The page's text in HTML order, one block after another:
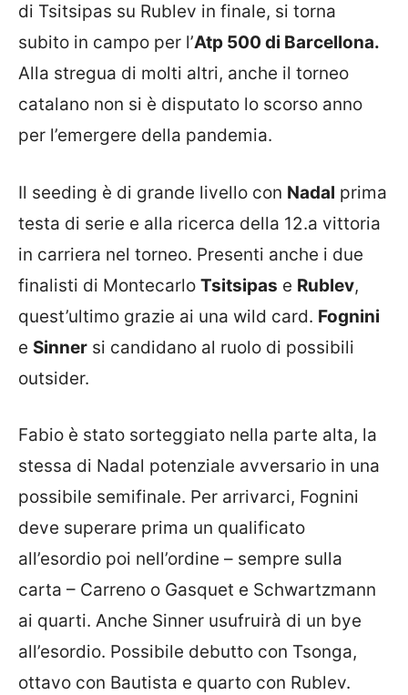
di Tsitsipas su Rublev in finale, si torna
subito in campo per l’Atp 500 di Barcellona.
Alla stregua di molti altri, anche il torneo
catalano non si è disputato lo scorso anno
per l’emergere della pandemia.
Il seeding è di grande livello con Nadal prima
testa di serie e alla ricerca della 12.a vittoria
in carriera nel torneo. Presenti anche i due
finalisti di Montecarlo Tsitsipas e Rublev,
quest’ultimo grazie ai una wild card. Fognini
e Sinner si candidano al ruolo di possibili
outsider.
Fabio è stato sorteggiato nella parte alta, la
stessa di Nadal potenziale avversario in una
possibile semifinale. Per arrivarci, Fognini
deve superare prima un qualificato
all’esordio poi nell’ordine – sempre sulla
carta – Carreno o Gasquet e Schwartzmann
ai quarti. Anche Sinner usufruirà di un bye
all’esordio. Possibile debutto con Tsonga,
ottavo con Bautista e quarto con Rublev.